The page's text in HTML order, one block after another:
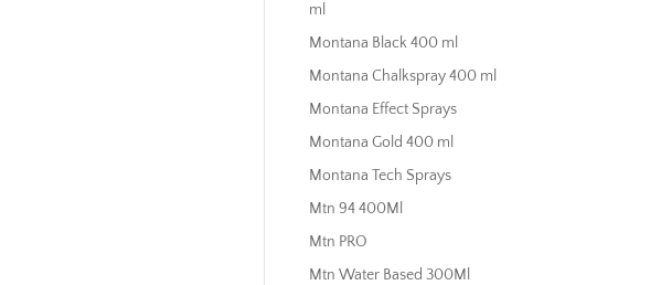
ml
Montana Black 400 ml
Montana Chalkspray 400 ml
Montana Effect Sprays
Montana Gold 400 ml
Montana Tech Sprays
Mtn 94 400Ml
Mtn PRO
Mtn Water Based 300Ml